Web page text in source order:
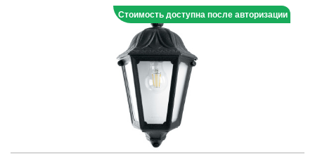
Стоимость доступна после авторизации